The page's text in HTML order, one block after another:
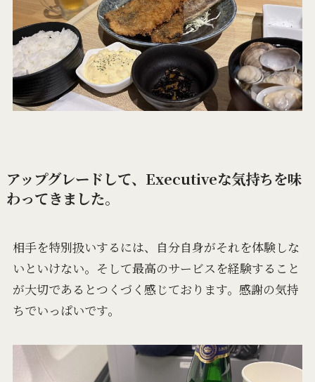
アップグレードして、Executiveな気持ちを味
わってきました。
相手を特別扱いするには、自分自身がそれを体験しな
いといけない。そして最高のサービスを経験すること
が大切であるとつくづく感じております。感謝の気持
ちでいっぱいです。